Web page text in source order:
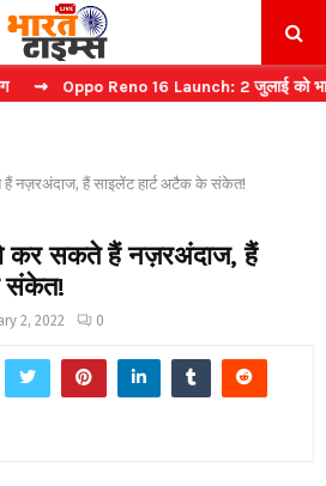
Oppo Reno 16 Launch: 2 जुलाई को भारत में
नज़रअंदाज, हैं साइलेंट हार्ट अटैक के संकेत!
कर सकते हैं नज़रअंदाज, हैं
संकेत!
2, 2022 0